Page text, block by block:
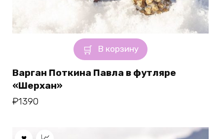
В корзину
Варган Поткина Павла в футляре
«Шерхан»
₽1390